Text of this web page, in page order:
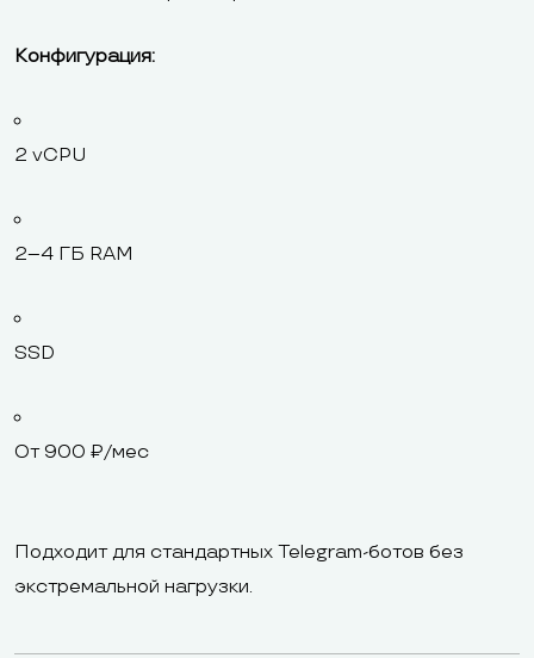
Конфигурация:
2 vCPU
2–4 ГБ RAM
SSD
От 900 ₽/мес
Подходит для стандартных Telegram-ботов без
экстремальной нагрузки.